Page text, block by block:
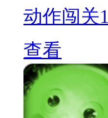
动作闯关
查看